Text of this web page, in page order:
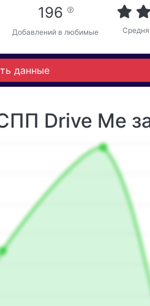
196
Добавлений в любимые
данные
Drive Me